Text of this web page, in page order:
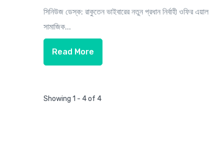
সিনিউজ ডেস্ক: রাকুতেন ভাইবারের নতুন প্রধান নির্বাহী ওফির এয়াল
সামাজিক...
Read More
Showing 1 - 4 of 4